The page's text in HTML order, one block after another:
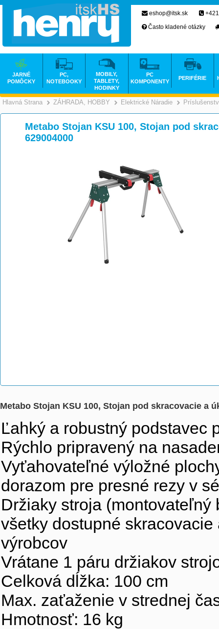
Hlavná Strana >
ZÁHRADA, HOBBY >
Elektrické Náradie
Metabo Stojan KSU 100, Stojan pod
629004000
Metabo Stojan KSU 100, Stojan pod skracovacie a
Ľahký a robustný podstavec
Rýchlo pripravený na
Vyťahovateľné výložné
dorazom pre presné rezy v
Držiaky stroja
všetky dostupné
výrobcov
Vrátane 1 páru držiakov
Celková dĺžka: 100 cm
Max. zaťaženie v strednej
Hmotnosť: 16 kg
eshop@itsk.sk
Často kladené otázky
JARNÉ
POMÔCKY
PC,
NOTEBOOKY
MOBILY,
TABLETY,
HODINKY
PC
KOMPONENTY
PERIFÉRIE